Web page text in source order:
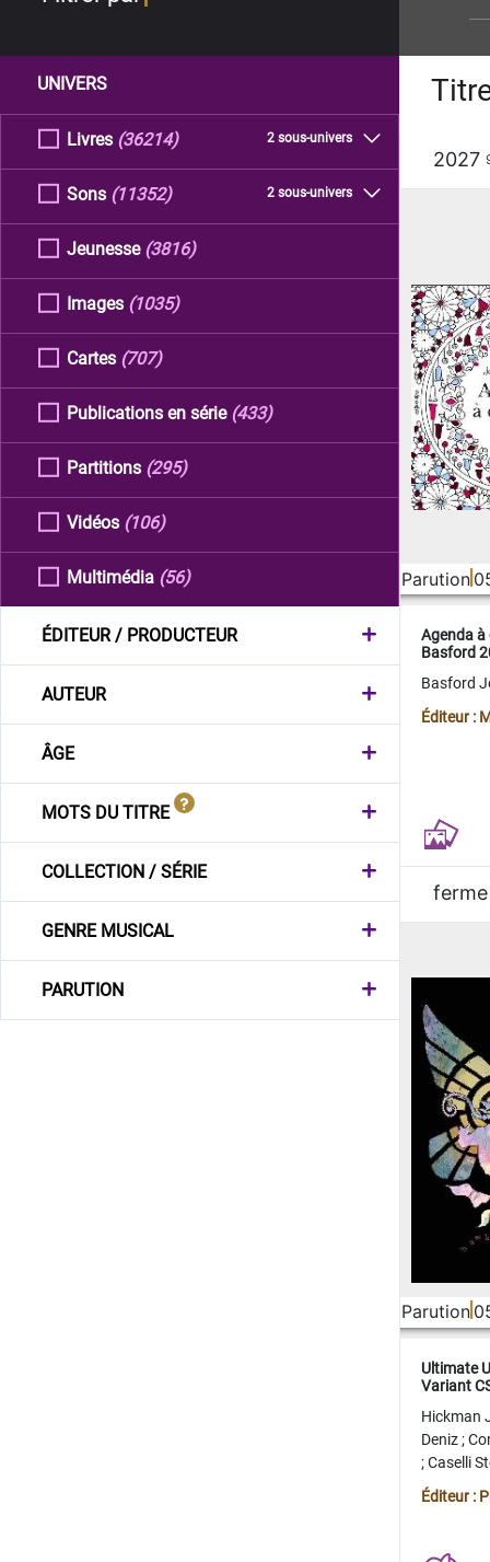
UNIVERS
Livres 2 sous-univers
(36214)
Sons 2 sous-univers
(11352)
Jeunesse (3816)
Images (1035)
Cartes (707)
Publications en série (433)
Partitions (295)
Vidéos (106)
Multimédia (56)
ÉDITEUR / PRODUCTEUR
AUTEUR
ÂGE
MOTS DU TITRE
COLLECTION / SÉRIE
GENRE MUSICAL
PARUTION
2027
Parution
Agenda
Basford
Basford
Éditeur :
ferme
Parution
Ultimate
Variant
Hickman
Deniz;
;Caselli
Juan
Éditeur :